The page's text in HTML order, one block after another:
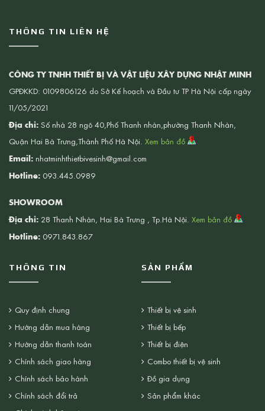
THÔNG TIN LIÊN HỆ
CÔNG TY TNHH THIẾT BỊ VÀ VẬT LIỆU XÂY DỰNG NHẬT MINH
GPĐKKD: 0109806126 do Sở Kế hoạch và Đầu tư TP Hà Nội cấp ngày
11/05/2021
Địa chỉ: Số nhà 28 ngõ 40,Phố Thanh nhàn,phường Thanh Nhàn,
Quận Hai Bà Trưng,Thành Phố Hà Nội. Xem bản đồ
Email: nhatminhthietbivesinh@gmail.com
Hotline: 093.445.0989
SHOWROOM
Địa chỉ: 28 Thanh Nhàn, Hai Bà Trưng , Tp.Hà Nội. Xem bản đồ
Hotline: 0971.843.867
THÔNG TIN
Quy định chung
Hướng dẫn mua hàng
Hướng dẫn thanh toán
Chính sách giao hàng
Chính sách bảo hành
Chính sách đổi trả
SẢN PHẨM
Thiết bị vệ sinh
Thiết bị bếp
Thiết bị điện
Combo thiết bị vệ sinh
Đồ gia dụng
Sản phẩm khác